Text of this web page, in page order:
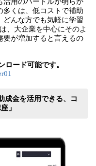
多くは、低コストで補助
どんな方でも気軽に学習
、大企業を中心にそのよ
要が増加すると言えるの
ード可能です。
成金を活用できる、コ
」